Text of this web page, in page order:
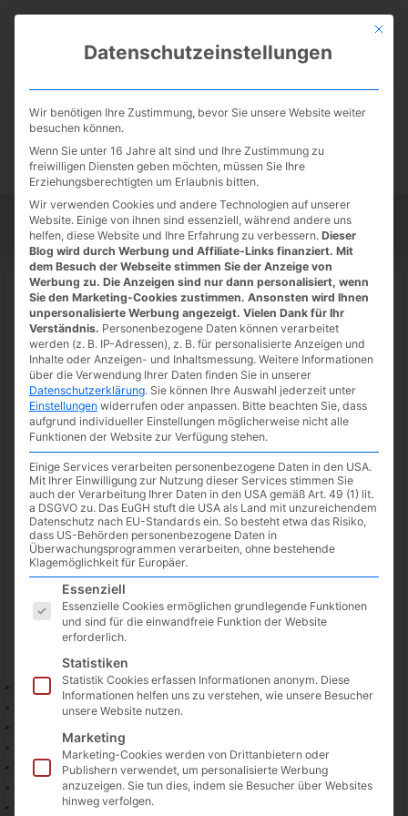
Startseite Tipps Tutorials Tests
Startseite»News
Netflix: Highlights im April 2022
05.04.2022/ VonSpoonie/ Schreibe einen Kommentar /1
minute of reading
Neuer Monat, neue Filme und Serien bei Netflix:
01. April:Bohemian Rhapsody
06. April:21 Bridges
10. April:Fack Ju Göthe 3
15. April:Choose Or Die
22. April:Because Of You
25. April:Aquaman
Mit
Datenschutzeinstellungen
Wir benötigen Ihre Zustimmung, bevor Sie unsere Website weiter
besuchen können.
Wenn Sie unter 16 Jahre alt sind und Ihre Zustimmung zu
freiwilligen Diensten geben möchten, müssen Sie Ihre
Erziehungsberechtigten um Erlaubnis bitten.
Wir verwenden Cookies und andere Technologien auf unserer
Website. Einige von ihnen sind essenziell, während andere uns
helfen, diese Website und Ihre Erfahrung zu verbessern. Dieser
Blog wird durch Werbung und Affiliate-Links finanziert. Mit
dem Besuch der Webseite stimmen Sie der Anzeige von
Werbung zu. Die Anzeigen sind nur dann personalisiert, wenn
Sie den Marketing-Cookies zustimmen. Ansonsten wird Ihnen
unpersonalisierte Werbung angezeigt. Vielen Dank für Ihr
Verständnis. Personenbezogene Daten können verarbeitet
werden (z. B. IP-Adressen), z. B. für personalisierte Anzeigen und
Inhalte oder Anzeigen- und Inhaltsmessung. Weitere Informationen
über die Verwendung Ihrer Daten finden Sie in unserer
Datenschutzerklärung. Sie können Ihre Auswahl jederzeit unter
Einstellungen widerrufen oder anpassen. Bitte beachten Sie, dass
aufgrund individueller Einstellungen möglicherweise nicht alle
Funktionen der Website zur Verfügung stehen.
Einige Services verarbeiten personenbezogene Daten in den USA.
Mit Ihrer Einwilligung zur Nutzung dieser Services stimmen Sie
auch der Verarbeitung Ihrer Daten in den USA gemäß Art. 49 (1) lit.
a DSGVO zu. Das EuGH stuft die USA als Land mit unzureichendem
Datenschutz nach EU-Standards ein. So besteht etwa das Risiko,
dass US-Behörden personenbezogene Daten in
Überwachungsprogrammen verarbeiten, ohne bestehende
Klagemöglichkeit für Europäer.
Es folgt eine Liste der Service-Gruppen, für die eine
Essenziell
Essenzielle Cookies ermöglichen grundlegende Funktionen
und sind für die einwandfreie Funktion der Website
erforderlich.
Statistiken
Statistik Cookies erfassen Informationen anonym. Diese
Informationen helfen uns zu verstehen, wie unsere Besucher
unsere Website nutzen.
Marketing
Marketing-Cookies werden von Drittanbietern oder
Publishern verwendet, um personalisierte Werbung
anzuzeigen. Sie tun dies, indem sie Besucher über Websites
hinweg verfolgen.